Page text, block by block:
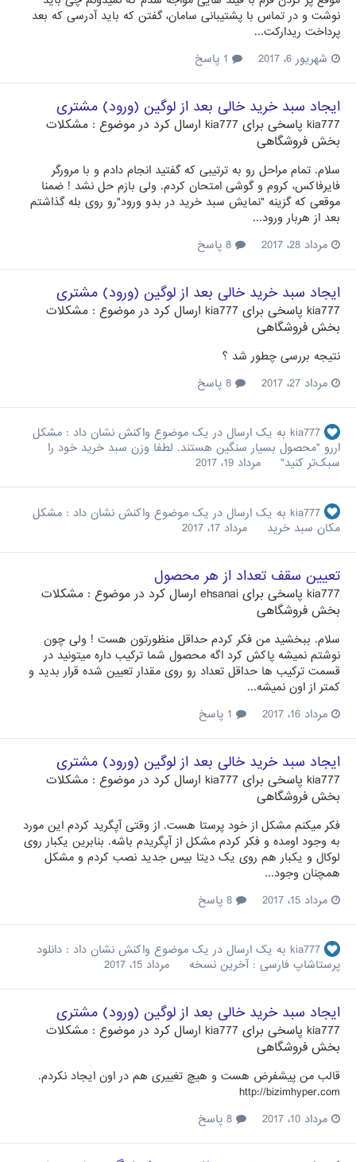
نوشت و در تماس با پشتیبانی سامان، گفتن که باید آدرسی که بعد
پرداخت ریدارکت...
شهریور 6، 2017
ایجاد سبد خرید خالی بعد از لوگین (ورود) مشتری
kia777 پاسخی برای kia777 ارسال کرد در موضوع : مشکلات
بخش فروشگاهی
سلام. تمام مراحل رو به ترتیبی که گفتید انجام دادم و با مرورگر
فایرفاکس، کروم و گوشی امتحان کردم. ولی بازم حل نشد ! ضمنا
موقعی که گزینه "نمایش سبد خرید در بدو ورود"رو روی بله گذاشتم
بعد از هربار ورود...
مرداد 28، 2017
ایجاد سبد خرید خالی بعد از لوگین (ورود) مشتری
kia777 پاسخی برای kia777 ارسال کرد در موضوع : مشکلات
بخش فروشگاهی
نتیجه بررسی چطور شد ؟
مرداد 27، 2017
kia777 به یک ارسال در یک موضوع واکنش نشان داد : مشکل
اررو "محصول بسیار سنگین هستند. لطفا وزن سبد خرید خود را
سبک‌تر کنید"
مرداد 19، 2017
kia777 به یک ارسال در یک موضوع واکنش نشان داد : مشکل
مکان سبد خرید
مرداد 17، 2017
تعیین سقف تعداد از هر محصول
kia777 پاسخی برای ehsanai ارسال کرد در موضوع : مشکلات
بخش فروشگاهی
سلام. ببخشید من فکر کردم حداقل منظورتون هست ! ولی چون
نوشتم نمیشه پاکش کرد اگه محصول شما ترکیب داره میتونید در
قسمت ترکیب ها حداقل تعداد رو روی مقدار تعیین شده قرار بدید و
کمتر از اون نمیشه...
مرداد 16، 2017
ایجاد سبد خرید خالی بعد از لوگین (ورود) مشتری
kia777 پاسخی برای kia777 ارسال کرد در موضوع : مشکلات
بخش فروشگاهی
فکر میکنم مشکل از خود پرستا هست. از وقتی آپگرید کردم این مورد
به وجود اومده و فکر کردم مشکل از آپگریدم باشه. بنابرین یکبار روی
لوکال و یکبار هم روی یک دیتا بیس جدید نصب کردم و مشکل
همچنان وجود...
مرداد 15، 2017
kia777 به یک ارسال در یک موضوع واکنش نشان داد : دانلود
پرستاشاپ فارسی : آخرین نسخه
مرداد 15، 2017
ایجاد سبد خرید خالی بعد از لوگین (ورود) مشتری
kia777 پاسخی برای kia777 ارسال کرد در موضوع : مشکلات
بخش فروشگاهی
قالب من پیشفرض هست و هیچ تغییری هم در اون ایجاد نکردم.
http://bizimhyper.com
مرداد 10، 2017